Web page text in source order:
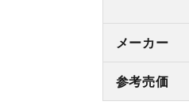
メーカー
参考売価